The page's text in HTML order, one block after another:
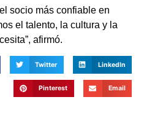
socio más confiable en
el talento, la cultura y la
afirmó.
Twitter LinkedIn
Pinterest Email